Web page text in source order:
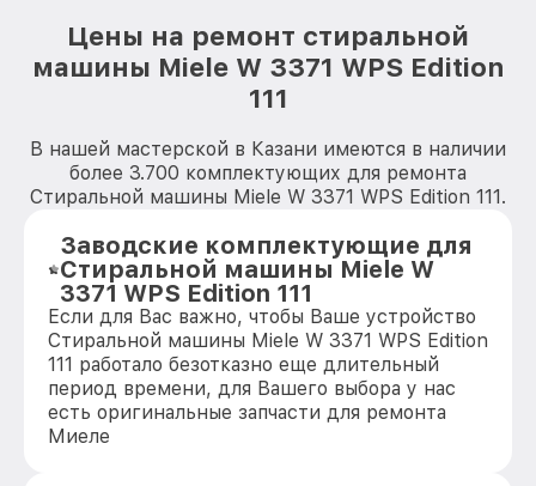
Цены на ремонт стиральной
машины Miele W 3371 WPS Edition
111
В нашей мастерской в Казани имеются в наличии
более 3.700 комплектующих для ремонта
Стиральной машины Miele W 3371 WPS Edition 111.
Заводские комплектующие для
Стиральной машины Miele W
3371 WPS Edition 111
Если для Вас важно, чтобы Ваше устройство
Стиральной машины Miele W 3371 WPS Edition
111 работало безотказно еще длительный
период времени, для Вашего выбора у нас
есть оригинальные запчасти для ремонта
Миеле